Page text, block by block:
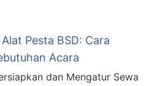
Pesta BSD: Cara
Acara
dan Mengatur Sewa